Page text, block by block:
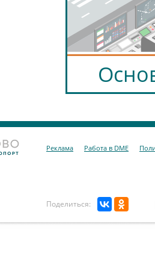
Реклама Работа в DME
Поделиться: